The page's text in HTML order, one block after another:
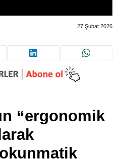
27 Şubat 2026
“ergonomik